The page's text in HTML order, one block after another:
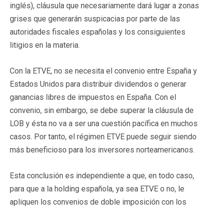
inglés), cláusula que necesariamente dará lugar a zonas
grises que generarán suspicacias por parte de las
autoridades fiscales españolas y los consiguientes
litigios en la materia.
Con la ETVE, no se necesita el convenio entre España y
Estados Unidos para distribuir dividendos o generar
ganancias libres de impuestos en España. Con el
convenio, sin embargo, se debe superar la cláusula de
LOB y ésta no va a ser una cuestión pacífica en muchos
casos. Por tanto, el régimen ETVE puede seguir siendo
más beneficioso para los inversores norteamericanos.
Esta conclusión es independiente a que, en todo caso,
para que a la holding española, ya sea ETVE o no, le
apliquen los convenios de doble imposición con los